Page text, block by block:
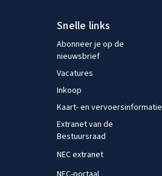
Snelle links
Abonneer je op de
nieuwsbrief
Vacatures
Inkoop
Kaart- en vervoersinformatie
Extranet van de
Bestuursraad
NEC extranet